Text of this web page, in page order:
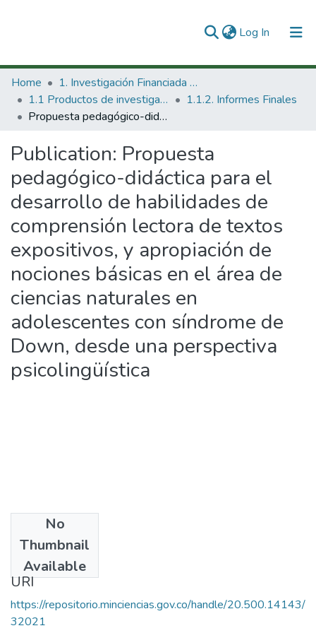
Log In (current)
Communities & Collections
All of DSpace
Home
1. Investigación Financiada con Recursos Públicos
1.1 Productos de investigación
1.1.2. Informes Finales
Propuesta pedagógico-didáctica para el desarrollo de habilidades de comprensión lectora de textos expositivos, y apropiación de nociones básicas en el área de ciencias naturales en adolescentes con síndrome de Down, desde una perspectiva psicolingüística
Publication: Propuesta
pedagógico-didáctica para el
desarrollo de habilidades de
comprensión lectora de textos
expositivos, y apropiación de
nociones básicas en el área de
ciencias naturales en
adolescentes con síndrome de
Down, desde una perspectiva
psicolingüística
No
Thumbnail
Available
2002
URI
https://repositorio.minciencias.gov.co/handle/20.500.14143/
32021